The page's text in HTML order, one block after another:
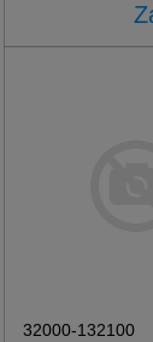
32000-132100